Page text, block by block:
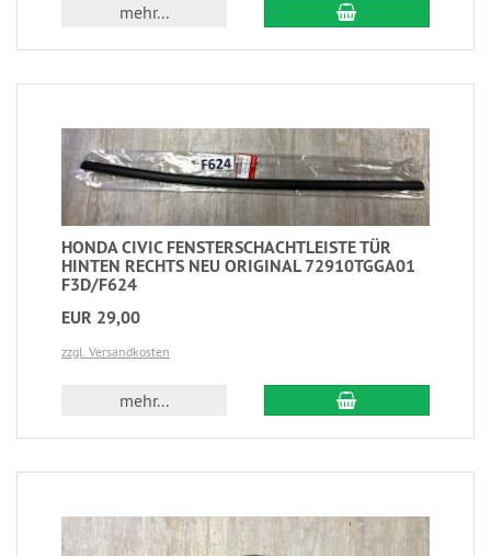
mehr...
HONDA CIVIC FENSTERSCHACHTLEISTE TÜR
HINTEN RECHTS NEU ORIGINAL 72910TGGA01
F3D/F624
EUR 29,00
zzgl. Versandkosten
mehr...